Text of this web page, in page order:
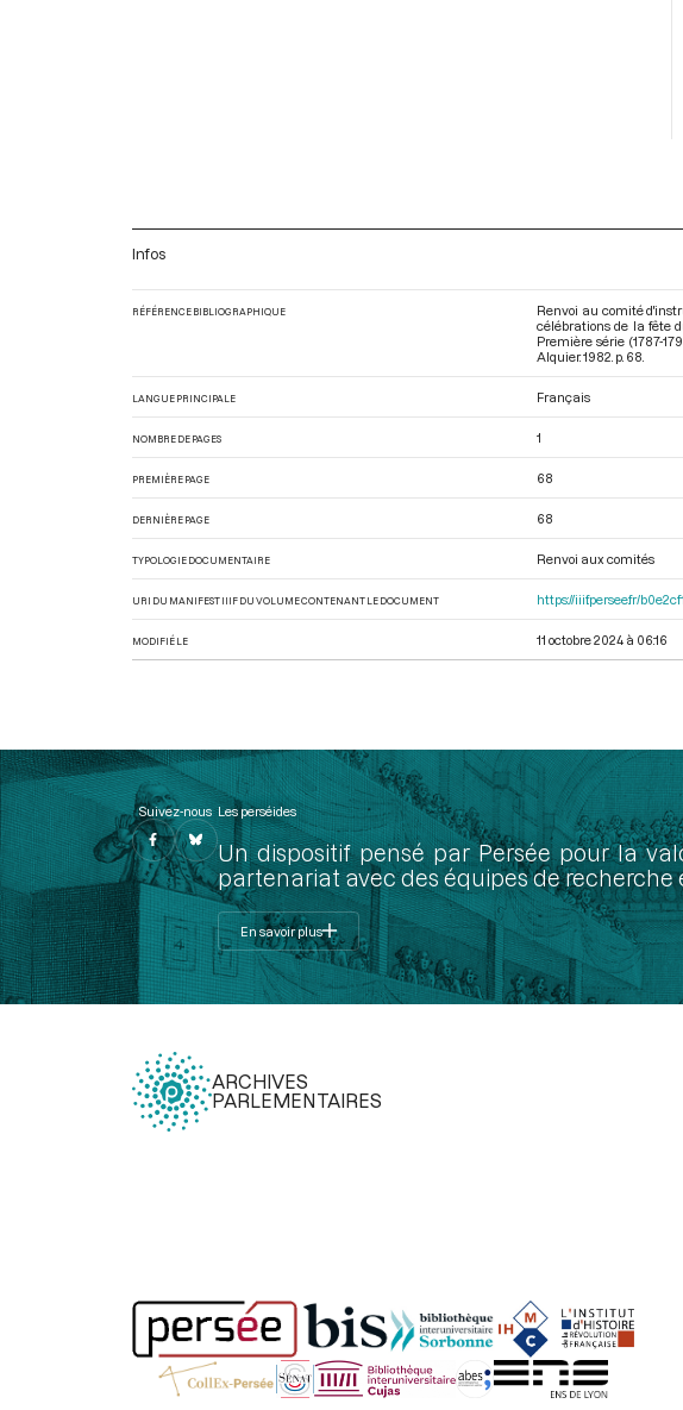
Infos
RÉFÉRENCE BIBLIOGRAPHIQUE
Renvoi au comité
célébrations de la fête
Première série (1787-
Alquier. 1982. p. 68.
LANGUE PRINCIPALE Français
NOMBRE DE PAGES 1
PREMIÈRE PAGE 68
DERNIÈRE PAGE 68
TYPOLOGIE DOCUMENTAIRE Renvoi aux comités
URI DU MANIFEST IIIF DU VOLUME CONTENANT LE DOCUMENT https://iiif.persee.fr/
MODIFIÉ LE 11 octobre 2024 à 06:16
Suivez-nous Les perséides
Un dispositif pensé par Persée pour la
partenariat avec des équipes de
En savoir plus
ARCHIVES
PARLEMENTAIRES